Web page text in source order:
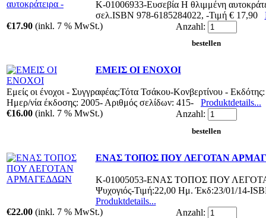
Κ-01006933-Ευσεβία Η θλιμμένη
σελ.ISBN 978-6185284022, -Τιμή € 17,90
€17.90 (inkl. 7 % MwSt.) Anzahl:
ΕΜΕΙΣ ΟΙ ΕΝΟΧΟΙ
Εμείς οι ένοχοι - Συγγραφέας:Τότα Τσάκου-Κονβερτίνου -
Ημερ/νία έκδοσης: 2005- Αριθμός σελίδων: 415- Produktdetails...
€16.00 (inkl. 7 % MwSt.) Anzahl:
ΕΝΑΣ ΤΟΠΟΣ ΠΟΥ ΛΕΓΟΤΑΝ
Κ-01005053-ΕΝΑΣ ΤΟΠΟΣ ΠΟΥ
Ψυχογιός-Τιμή:22,00 Ημ. Έκδ:23/01/14-
Produktdetails...
€22.00 (inkl. 7 % MwSt.) Anzahl: